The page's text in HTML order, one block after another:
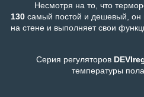
Несмотря на то, что
130 самый постой и дешевый, он
на стене и выполняет свои
Серия регуляторов
температуры